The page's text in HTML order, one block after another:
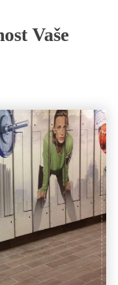
Vaše